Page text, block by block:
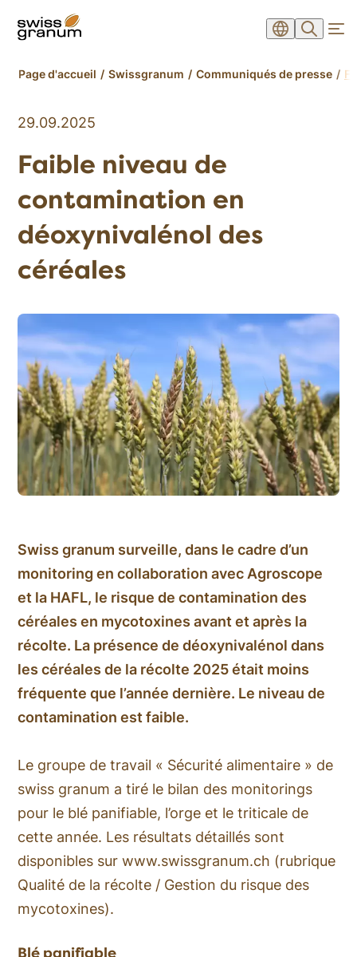
Page d'accueil Swissgranum Communiqués de presse
29.09.2025
Faible niveau de
contamination en
déoxynivalénol des
céréales
Swiss granum surveille, dans le cadre d’un
monitoring en collaboration avec Agroscope
et la HAFL, le risque de contamination des
céréales en mycotoxines avant et après la
récolte. La présence de déoxynivalénol dans
les céréales de la récolte 2025 était moins
fréquente que l’année dernière. Le niveau de
contamination est faible.
Le groupe de travail « Sécurité alimentaire » de
swiss granum a tiré le bilan des monitorings
pour le blé panifiable, l’orge et le triticale de
cette année. Les résultats détaillés sont
disponibles sur www.swissgranum.ch (rubrique
Qualité de la récolte / Gestion du risque des
mycotoxines).
Blé panifiable